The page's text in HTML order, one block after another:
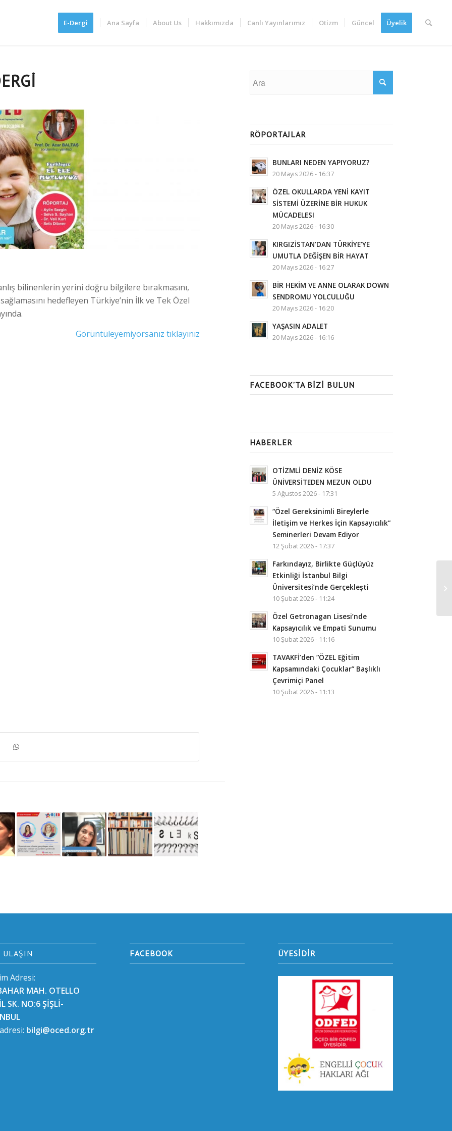
E-Dergi Ana Sayfa About Us Hakkımızda Canlı Yayınlarımız Otizm Güncel Üyelik
bilinenlerin yerini doğru bilgilere bırakmasını,
hedefleyen Türkiye’nin İlk ve Tek Özel
Görüntüleyemiyorsanız tıklayınız
RÖPORTAJLAR
BUNLARI NEDEN YAPIYORUZ?
20 Mayıs 2026 - 16:37
ÖZEL OKULLARDA YENİ KAYIT
SİSTEMİ ÜZERİNE BİR HUKUK
MÜCADELESI
20 Mayıs 2026 - 16:30
KIRGIZİSTAN’DAN TÜRKİYE’YE
UMUTLA DEĞİŞEN BİR HAYAT
20 Mayıs 2026 - 16:27
BİR HEKİM VE ANNE OLARAK DOWN
SENDROMU YOLCULUĞU
20 Mayıs 2026 - 16:20
YAŞASIN ADALET
20 Mayıs 2026 - 16:16
FACEBOOK’TA BIZI BULUN
HABERLER
OTİZMLİ DENİZ KÖSE
ÜNİVERSİTEDEN MEZUN OLDU
5 Ağustos 2026 - 17:31
“Özel Gereksinimli Bireylerle
İletişim ve Herkes İçin Kapsayıcılık”
Seminerleri Devam Ediyor
12 Şubat 2026 - 17:37
Farkındayız, Birlikte Güçlüyüz
Etkinliği İstanbul Bilgi
Üniversitesi’nde Gerçekleşti
10 Şubat 2026 - 11:24
Özel Getronagan Lisesi’nde
Kapsayıcılık ve Empati Sunumu
10 Şubat 2026 - 11:16
TAVAKFİ’den “ÖZEL Eğitim
Kapsamındaki Çocuklar” Başlıklı
Çevrimiçi Panel
10 Şubat 2026 - 11:13
ULAŞIN
Adresi:
MAH. OTELLO
SK. NO:6 ŞİŞLİ-
bilgi@oced.org.tr
FACEBOOK ÜYESİDİR